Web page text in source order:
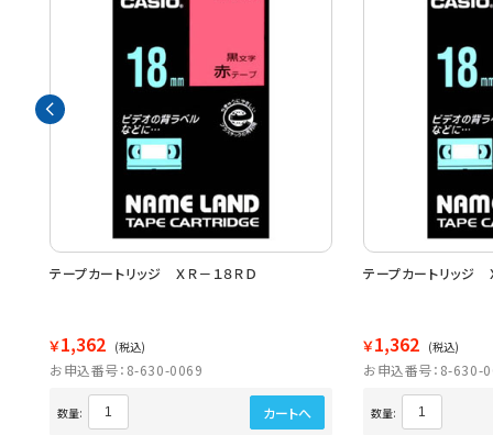
テープカートリッジ ＸＲ－１８ＲＤ
￥1,362 (税込)
お申込番号：8-630-0069
数量: カートへ
テープカートリッジ
￥1,362 (税込)
お申込番号：8-630-
数量: